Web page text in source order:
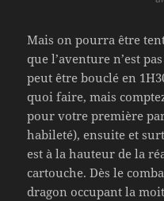
Mais on pourra être
que l’aventure n’est
peut être bouclé en
quoi faire, mais
pour votre première
habileté), ensuite et
est à la hauteur de la
cartouche. Dès le
dragon occupant la